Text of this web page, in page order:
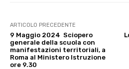
ARTICOLO PRECEDENTE
9 Maggio 2024 Sciopero
generale della scuola con
manifestazioni territoriali, a
Roma al Ministero Istruzione
ore 9.30